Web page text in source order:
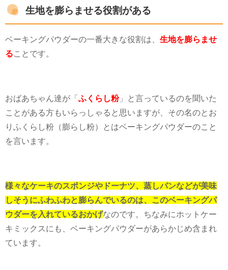
生地を膨らませる役割がある
ベーキングパウダーの一番大きな役割は、 生地を膨らませ
る ことです。
おばあちゃん達が「 ふくらし粉」と言っているのを聞いた
ことがある方もいらっしゃると思いますが、その名のとお
りふくらし粉（膨らし粉）とはベーキングパウダーのこと
を言います。
様々なケーキのスポンジやドーナツ、蒸しパンなどが美味
しそうにふわふわと膨らんでいるのは、このベーキングパ
ウダーを入れているおかげなのです。ちなみにホットケー
キミックスにも、ベーキングパウダーがあらかじめ含まれ
ています。